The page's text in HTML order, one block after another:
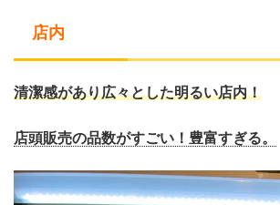
店内
清潔感があり広々とした明るい店内！
店頭販売の品数がすごい！豊富すぎる。